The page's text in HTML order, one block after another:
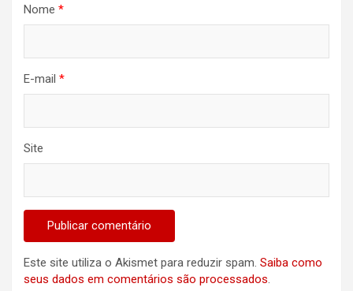
Nome *
E-mail *
Site
Este site utiliza o Akismet para reduzir spam. Saiba como
seus dados em comentários são processados.